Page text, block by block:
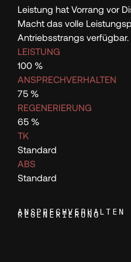
129
130
131
132
133
134
Leistung hat Vorrang vor
Macht das volle
Antriebsstrangs verfügbar.
LEISTUNG
100 %
ANSPRECHVERHALTEN
75 %
REGENERIERUNG
65 %
TK
Standard
ABS
Standard
REGENERIERUNG
ANSPRECHVERHALTEN